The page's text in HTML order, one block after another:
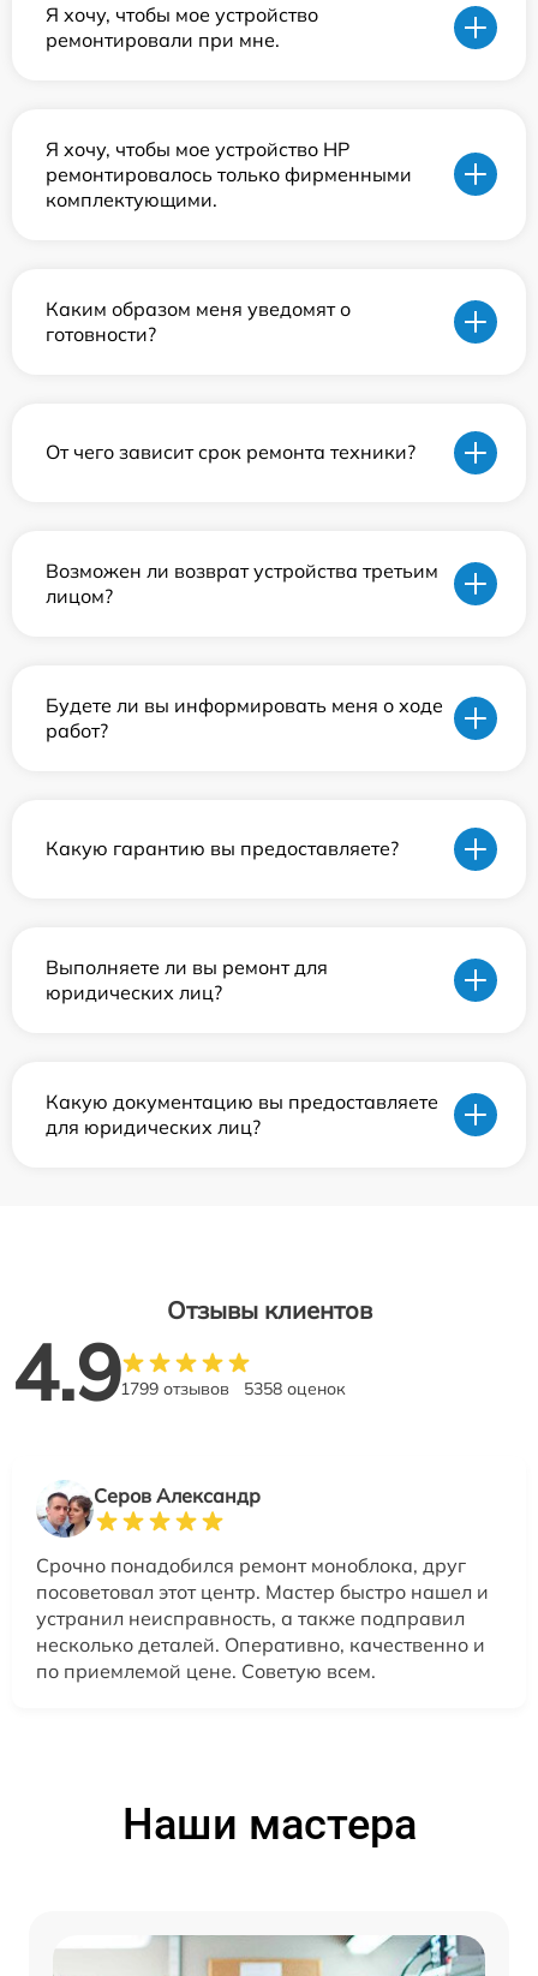
Я хочу, чтобы мое устройство
ремонтировали при мне.
Я хочу, чтобы мое устройство HP
ремонтировалось только фирменными
комплектующими.
Каким образом меня уведомят о
готовности?
От чего зависит срок ремонта техники?
Возможен ли возврат устройства третьим
лицом?
Будете ли вы информировать меня о ходе
работ?
Какую гарантию вы предоставляете?
Выполняете ли вы ремонт для
юридических лиц?
Какую документацию вы предоставляете
для юридических лиц?
Отзывы клиентов
4.91799 отзывов 5358 оценок
Серов Александр
Срочно понадобился ремонт моноблока, друг
посоветовал этот центр. Мастер быстро нашел и
устранил неисправность, а также подправил
несколько деталей. Оперативно, качественно и
по приемлемой цене. Советую всем.
Наши мастера